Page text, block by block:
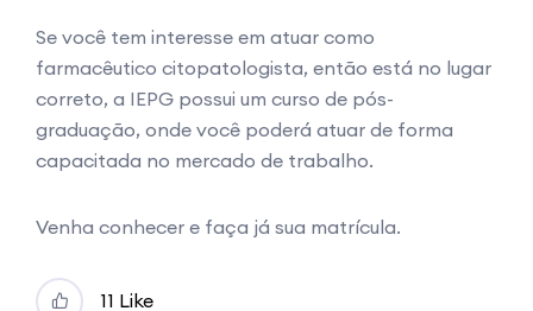
Se você tem interesse em atuar como
farmacêutico citopatologista, então está no lugar
correto, a IEPG possui um curso de pós-
graduação, onde você poderá atuar de forma
capacitada no mercado de trabalho.
Venha conhecer e faça já sua matrícula.
11 Like